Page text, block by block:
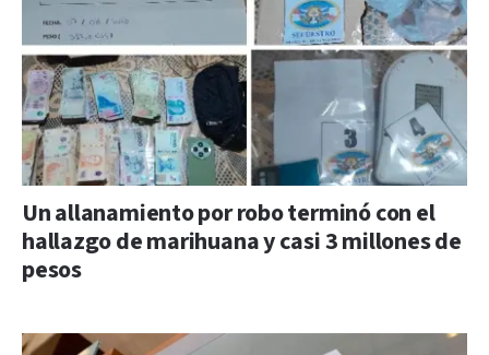
Un allanamiento por robo terminó con el
hallazgo de marihuana y casi 3 millones de
pesos